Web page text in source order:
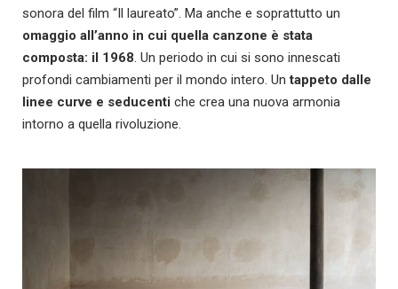
sonora del film “Il laureato”. Ma anche e soprattutto un
omaggio all’anno in cui quella canzone è stata
composta: il 1968. Un periodo in cui si sono innescati
profondi cambiamenti per il mondo intero. Untappeto dalle
linee curve e seducenti che crea una nuova armonia
intorno a quella rivoluzione.